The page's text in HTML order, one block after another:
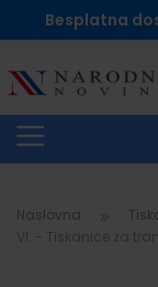
Besplatna
Naslovna